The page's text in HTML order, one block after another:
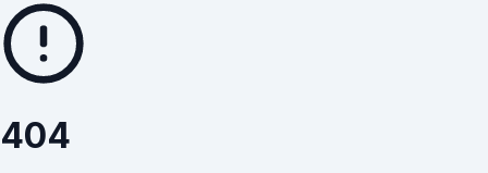
404